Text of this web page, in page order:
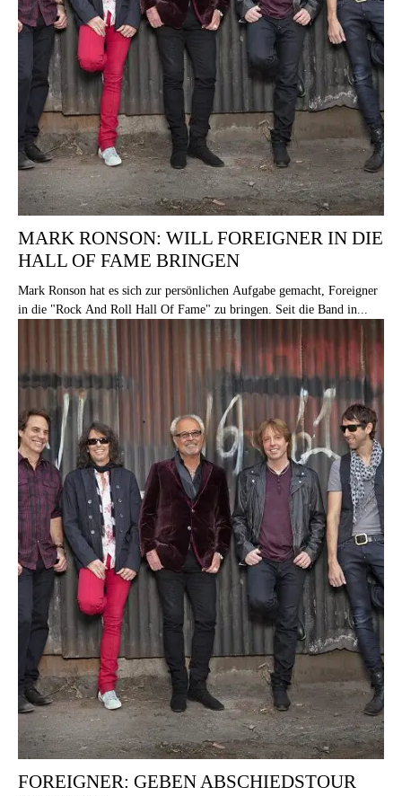
MARK RONSON: WILL FOREIGNER IN DIE
HALL OF FAME BRINGEN
Mark Ronson hat es sich zur persönlichen Aufgabe gemacht, Foreigner
in die "Rock And Roll Hall Of Fame" zu bringen. Seit die Band in...
FOREIGNER: GEBEN ABSCHIEDSTOUR